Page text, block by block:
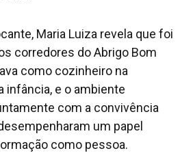
Maria Luiza revela que foi
corredores do Abrigo Bom
como cozinheiro na
infância, e o ambiente
com a convivência
um papel
como pessoa.